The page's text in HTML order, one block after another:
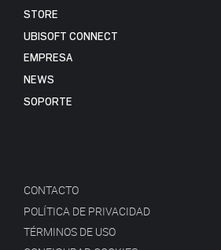
STORE
UBISOFT CONNECT
EMPRESA
NEWS
SOPORTE
CONTACTO
POLÍTICA DE PRIVACIDAD
TÉRMINOS DE USO